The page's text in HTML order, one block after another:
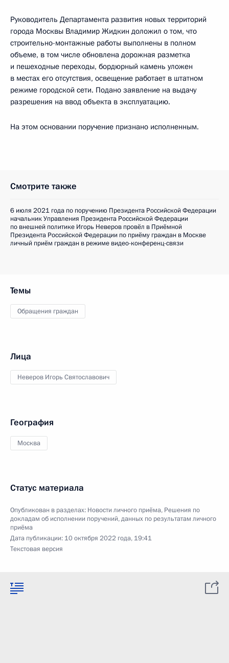
Руководитель Департамента развития новых территорий
города Москвы Владимир Жидкин доложил о том, что
строительно-монтажные работы выполнены в полном
объеме, в том числе обновлена дорожная разметка
и пешеходные переходы, бордюрный камень уложен
в местах его отсутствия, освещение работает в штатном
режиме городской сети. Подано заявление на выдачу
разрешения на ввод объекта в эксплуатацию.
На этом основании поручение признано исполненным.
Смотрите также
6 июля 2021 года по поручению Президента Российской Федерации
начальник Управления Президента Российской Федерации
по внешней политике Игорь Неверов провёл в Приёмной
Президента Российской Федерации по приёму граждан в Москве
личный приём граждан в режиме видео-конференц-связи
Темы
Обращения граждан
Лица
Неверов Игорь Святославович
География
Москва
Статус материала
Опубликован в разделах: Новости личного приёма, Решения по
докладам об исполнении поручений, данных по результатам личного
приёма
Дата публикации: 10 октября 2022 года, 19:41
Текстовая версия